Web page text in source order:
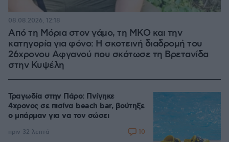
Από τη Μόρια στον γάμο, τη ΜΚΟ και την
κατηγορία για φόνο: Η σκοτεινή διαδρομή του
26χρονου Αφγανού που σκότωσε τη Βρετανίδα
στην Κυψέλη
08.08.2026, 12:18
Τραγωδία στην Πάρο: Πνίγηκε
4χρονος σε πισίνα beach bar, βούτηξε
ο μπάρμαν για να τον σώσει
πριν 32 λεπτά 10